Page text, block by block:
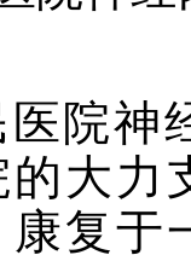
院神
大力
复于